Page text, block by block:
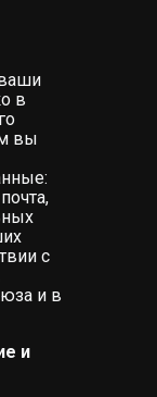
в
вы
с
и в
и